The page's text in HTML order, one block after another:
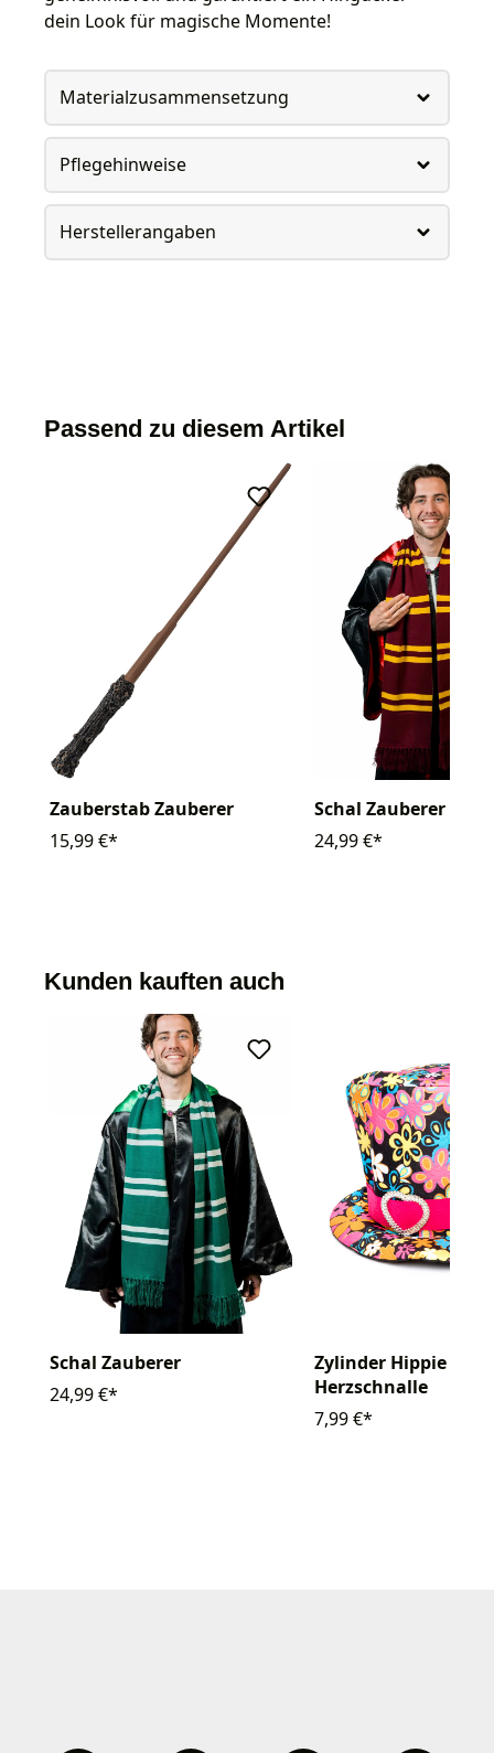
dein Look für magische Momente!
Materialzusammensetzung
Pflegehinweise
Herstellerangaben
Passend zu diesem Artikel
Zauberstab Zauberer
15,99 €*
Schal Zauberer
24,99 €*
Kunden kauften auch
Schal Zauberer
24,99 €*
Zylinder Hippie
Herzschnalle
7,99 €*